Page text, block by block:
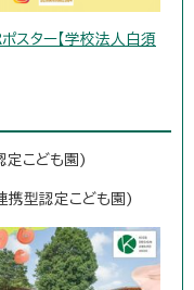
スター【学校法人白須
こども園)
型認定こども園)